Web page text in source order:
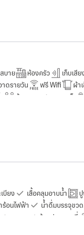
บาย ห้องครัว เก็บเสีย
าดรายวัน ฟรี Wifi ผ้า
ห้องสุขา แชมพูเด็ก
บียง เสื้อคลุมอาบน้ำ
ร้อนไฟฟ้า น้ำดื่มบรรจุขว
ห้องปลอดบุหรี่